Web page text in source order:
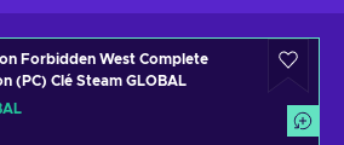
Forbidden West Complete
(PC) Clé Steam GLOBAL